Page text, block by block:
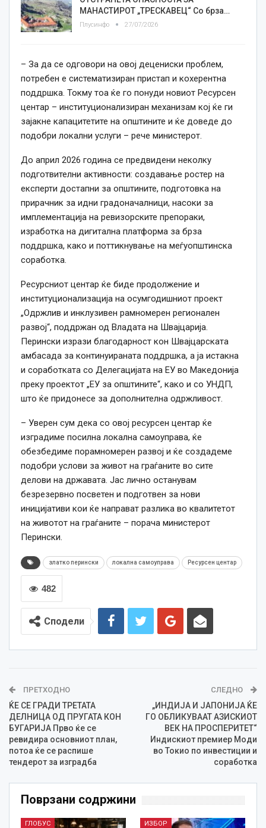
МАНАСТИРОТ „ТРЕСКАВЕЦ“ Со брза…
Плусинфо 27/07/2026
– За да се одговори на овој децениски проблем,
потребен е систематизиран пристап и кохерентна
поддршка. Токму тоа ќе го понуди новиот Ресурсен
центар – институционализиран механизам кој ќе ги
зајакне капацитетите на општините и ќе доведе до
подобри локални услуги – рече министерот.
До април 2026 година се предвидени неколку
подготвителни активности: создавање ростер на
експерти достапни за општините, подготовка на
прирачник за идни градоначалници, насоки за
имплементација на ревизорските препораки,
изработка на дигитална платформа за брза
поддршка, како и поттикнување на меѓуопштинска
соработка.
Ресурсниот центар ќе биде продолжение и
институционализација на осумгодишниот проект
„Одржлив и инклузивен рамномерен регионален
развој“, поддржан од Владата на Швајцарија.
Перински изрази благодарност кон Швајцарската
амбасада за континуираната поддршка, а ја истакна
и соработката со Делегацијата на ЕУ во Македонија
преку проектот „ЕУ за општините“, како и со УНДП,
што ќе придонесе за дополнителна одржливост.
– Уверен сум дека со овој ресурсен центар ќе
изградиме посилна локална самоуправа, ќе
обезбедиме порамномерен развој и ќе создадеме
подобри услови за живот на граѓаните во сите
делови на државата. Јас лично останувам
безрезервно посветен и подготвен за нови
иницијативи кои ќе направат разлика во квалитетот
на животот на граѓаните – порача министерот
Перински.
златко перински локална самоуправа Ресурсен центар
482
Сподели
ПРЕТХОДНО
ЌЕ СЕ ГРАДИ ТРЕТАТА
ДЕЛНИЦА ОД ПРУГАТА КОН
БУГАРИЈА Прво ќе се
ревидира основниот план,
потоа ќе се распише
тендерот за изградба
СЛЕДНО
„ИНДИЈА И ЈАПОНИЈА ЌЕ
ГО ОБЛИКУВААТ АЗИСКИОТ
ВЕК НА ПРОСПЕРИТЕТ“
Индискиот премиер Моди
во Токио по инвестиции и
соработка
Поврзани содржини
ГЛОБУС ИЗБОР